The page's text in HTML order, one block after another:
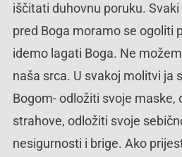
iščitati duhovnu poruku.
pred Boga moramo se ogoliti
idemo lagati Boga. Ne
naša srca. U svakoj molitvi ja
Bogom- odložiti svoje maske,
strahove, odložiti svoje
nesigurnosti i brige. Ako